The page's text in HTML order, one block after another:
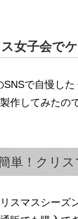
女子会で
SNSで自慢し
作してみたの
単！クリ
スマスシーズ